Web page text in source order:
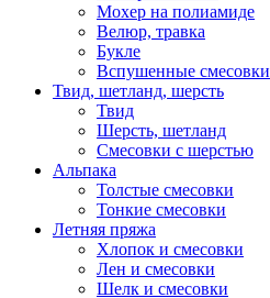
Мохер на полиамиде
Велюр, травка
Букле
Вспушенные смесовки
Твид, шетланд, шерсть
Твид
Шерсть, шетланд
Смесовки с шерстью
Альпака
Толстые смесовки
Тонкие смесовки
Летняя пряжа
Хлопок и смесовки
Лен и смесовки
Шелк и смесовки